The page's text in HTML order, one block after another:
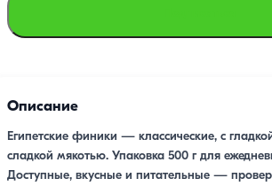
Описание
Египетские финики — классические, с
сладкой мякотью. Упаковка 500 г для
Доступные, вкусные и питательные —